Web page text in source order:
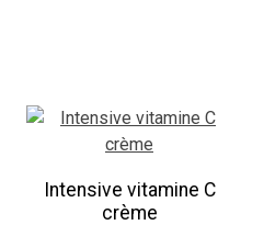
Intensive vitamine C
crème